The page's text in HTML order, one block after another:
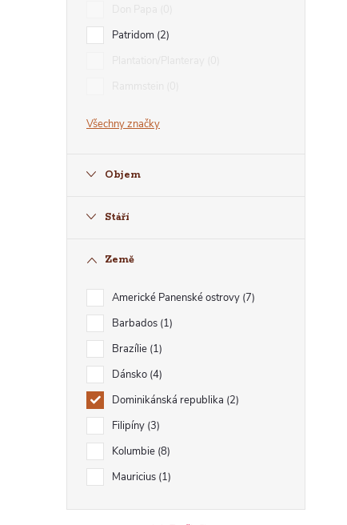
Patridom 2
Všechny značky
Objem
Stáří
Země
Americké Panenské ostrovy 7
Barbados 1
Brazílie 1
Dánsko 4
Dominikánská republika 2
Filipíny 3
Kolumbie 8
Mauricius 1